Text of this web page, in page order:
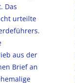
Das
urteilte
aus der
Brief an